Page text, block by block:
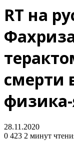
RT на
смерти
28.11.2020
0 423 2 минут